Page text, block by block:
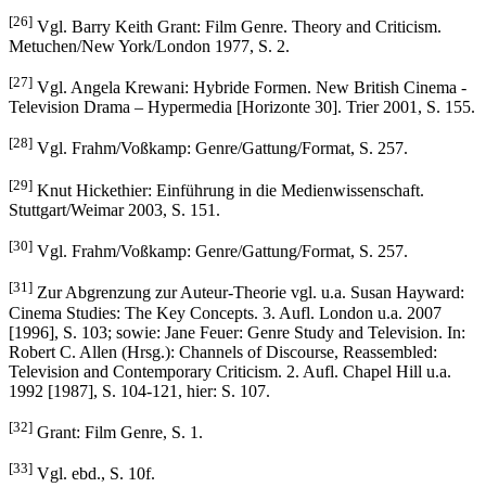
[26] Vgl. Barry Keith Grant: Film Genre. Theory and Criticism.
Metuchen/New York/London 1977, S. 2.
[27] Vgl. Angela Krewani: Hybride Formen. New British Cinema -
Television Drama – Hypermedia [Horizonte 30]. Trier 2001, S. 155.
[28] Vgl. Frahm/Voßkamp: Genre/Gattung/Format, S. 257.
[29] Knut Hickethier: Einführung in die Medienwissenschaft.
Stuttgart/Weimar 2003, S. 151.
[30] Vgl. Frahm/Voßkamp: Genre/Gattung/Format, S. 257.
[31] Zur Abgrenzung zur Auteur-Theorie vgl. u.a. Susan Hayward:
Cinema Studies: The Key Concepts. 3. Aufl. London u.a. 2007
[1996], S. 103; sowie: Jane Feuer: Genre Study and Television. In:
Robert C. Allen (Hrsg.): Channels of Discourse, Reassembled:
Television and Contemporary Criticism. 2. Aufl. Chapel Hill u.a.
1992 [1987], S. 104-121, hier: S. 107.
[32] Grant: Film Genre, S. 1.
[33] Vgl. ebd., S. 10f.